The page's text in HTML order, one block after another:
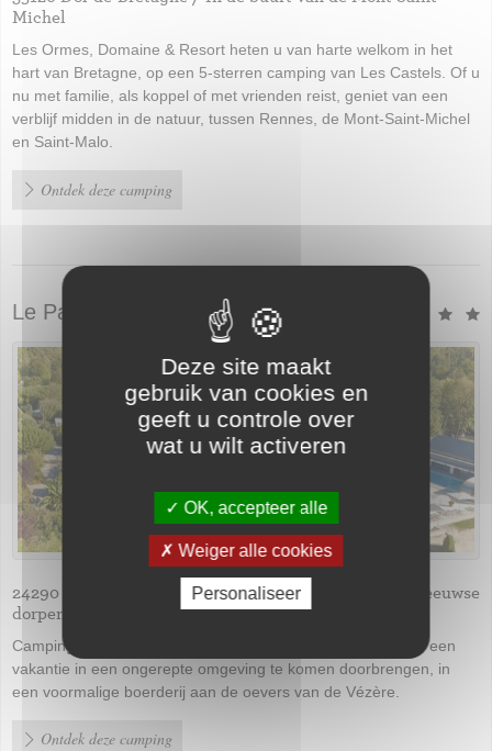
Michel
Les Ormes, Domaine & Resort heten u van harte welkom in het
hart van Bretagne, op een 5-sterren camping van Les Castels. Of u
nu met familie, als koppel of met vrienden reist, geniet van een
verblijf midden in de natuur, tussen Rennes, de Mont-Saint-Michel
en Saint-Malo.
Ontdek deze camping
Le Paradis
24290 St-Léon-sur-Vézère / In het hart van de middeleeuwse
dorpen
Camping Le Paradis de St-Léon-sur-Vézère nodigt u uit om een
vakantie in een ongerepte omgeving te komen doorbrengen, in
een voormalige boerderij aan de oevers van de Vézère.
Ontdek deze camping
Deze site maakt
gebruik van cookies en
geeft u controle over
wat u wilt activeren
OK, accepteer alle
Weiger alle cookies
Personaliseer